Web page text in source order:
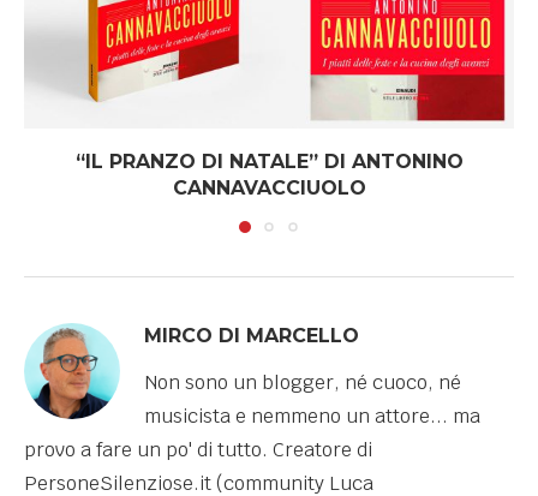
“IL PRANZO DI NATALE” DI ANTONINO
CANNAVACCIUOLO
MIRCO DI MARCELLO
Non sono un blogger, né cuoco, né
musicista e nemmeno un attore... ma
provo a fare un po' di tutto. Creatore di
PersoneSilenziose.it (community Luca